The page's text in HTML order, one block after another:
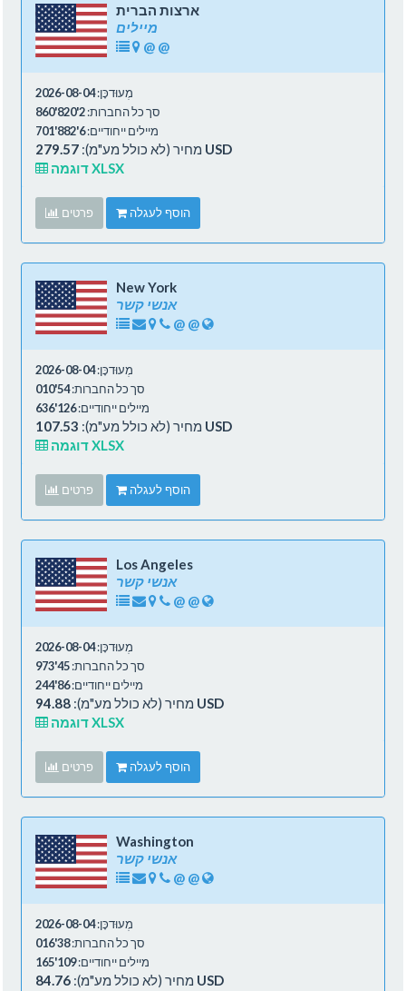
ארצות הברית
מיילים
@ @
מְעוּדכָּן:2026-08-04
סך כל החברות:2'820'860
מיילים ייחודיים:6'882'701
מחיר (לא כולל מע"מ): 279.57 USD
דוגמה XLSX
פרטים הוסף לעגלה
New York
אנשי קשר
@ @
מְעוּדכָּן:2026-08-04
סך כל החברות:54'010
מיילים ייחודיים:126'636
מחיר (לא כולל מע"מ): 107.53 USD
דוגמה XLSX
פרטים הוסף לעגלה
Los Angeles
אנשי קשר
@ @
מְעוּדכָּן:2026-08-04
סך כל החברות:45'973
מיילים ייחודיים:86'244
מחיר (לא כולל מע"מ): 94.88 USD
דוגמה XLSX
פרטים הוסף לעגלה
Washington
אנשי קשר
@ @
מְעוּדכָּן:2026-08-04
סך כל החברות:38'016
מיילים ייחודיים:109'165
מחיר (לא כולל מע"מ): 84.76 USD